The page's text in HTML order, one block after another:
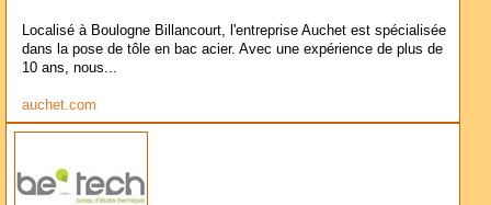
Localisé à Boulogne Billancourt, l'entreprise Auchet est spécialisée
dans la pose de tôle en bac acier. Avec une expérience de plus de
10 ans, nous...
auchet.com